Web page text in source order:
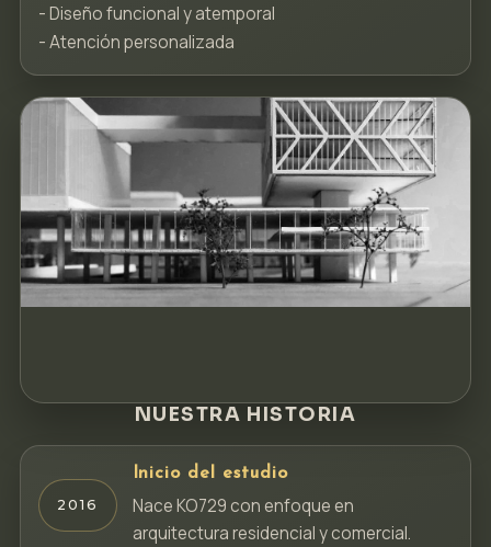
- Diseño funcional y atemporal
- Atención personalizada
NUESTRA HISTORIA
2016
Inicio del estudio
Nace KO729 con enfoque en
arquitectura residencial y comercial.